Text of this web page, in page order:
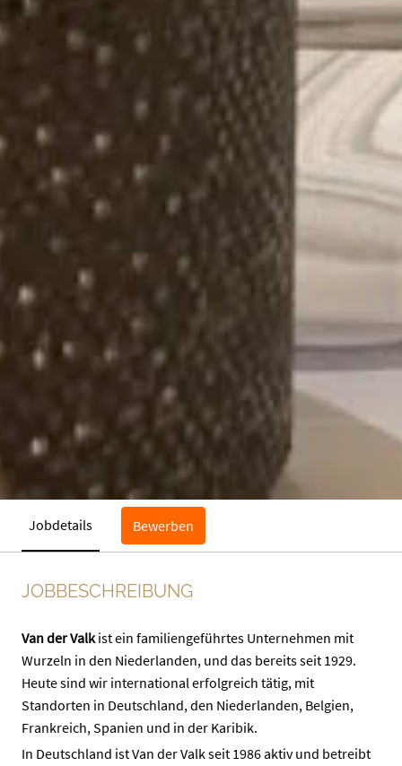
Jobdetails Bewerben
JOBBESCHREIBUNG
Van der Valkist ein familiengeführtes Unternehmen mit
Wurzeln in den Niederlanden, und das bereits seit 1929.
Heute sind wir international erfolgreich tätig, mit
Standorten in Deutschland, den Niederlanden, Belgien,
Frankreich, Spanien und in der Karibik.
In Deutschland ist Van der Valk seit 1986 aktiv und betreibt